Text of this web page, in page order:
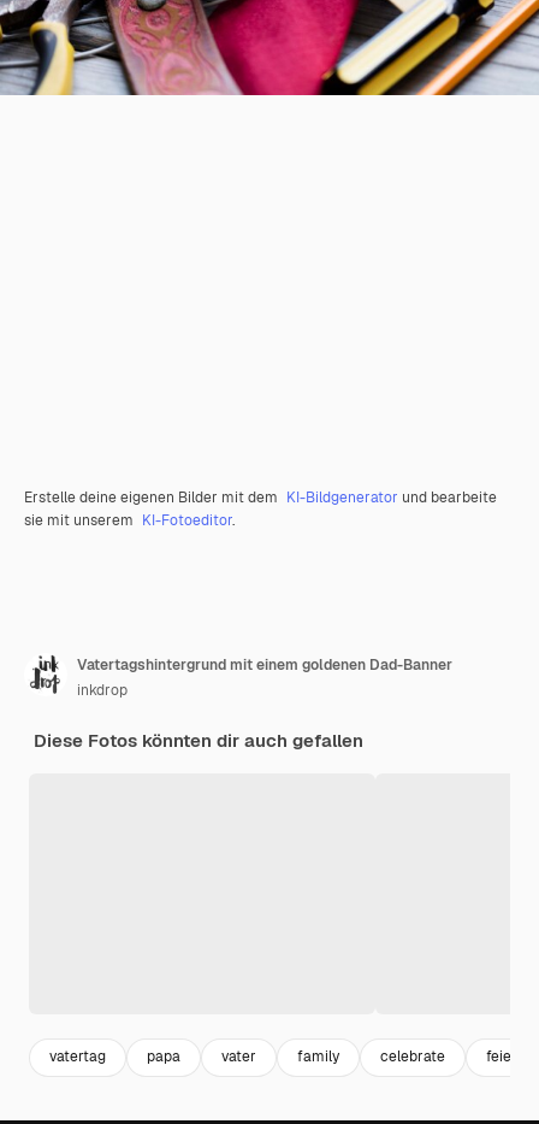
Erstelle deine eigenen Bilder mit dem KI-Bildgenerator und bearbeite
sie mit unserem KI-Fotoeditor.
Vatertagshintergrund mit einem goldenen Dad-Banner
inkdrop
Diese Fotos könnten dir auch gefallen
vatertag papa vater family celebrate feier